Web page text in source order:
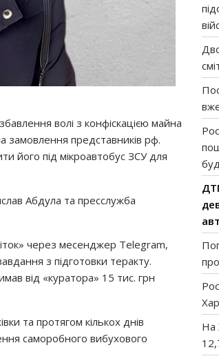
волі з конфіскацією майна
замовлення представників рф.
його під мікроавтобус ЗСУ для
Абдула та пресслужба
через месенджер Telegram,
з підготовки теракту.
від «куратора» 15 тис. грн
та протягом кількох днів
саморобного вибухового
На